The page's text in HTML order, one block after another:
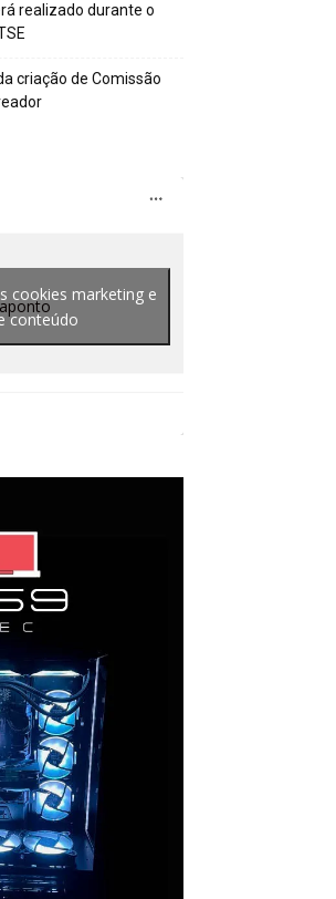
realizado durante o
criação de Comissão
cookies marketing e
conteúdo